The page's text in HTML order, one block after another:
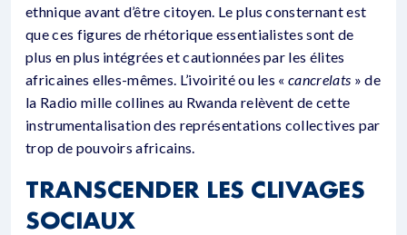
ethnique avant d’être citoyen. Le plus consternant est
que ces figures de rhétorique essentialistes sont de
plus en plus intégrées et cautionnées par les élites
africaines elles-mêmes. L’ivoirité ou les «cancrelats » de
la Radio mille collines au Rwanda relèvent de cette
instrumentalisation des représentations collectives par
trop de pouvoirs africains.
TRANSCENDER LES CLIVAGES
SOCIAUX